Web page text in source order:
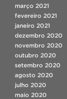
março 2021
fevereiro 2021
janeiro 2021
dezembro 2020
novembro 2020
outubro 2020
setembro 2020
agosto 2020
julho 2020
maio 2020